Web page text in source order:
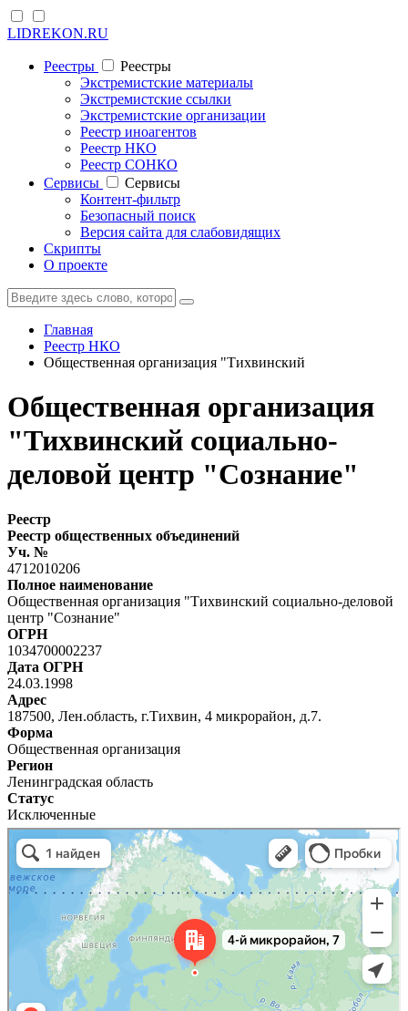
LIDREKON.RU
Реестры
Реестры
Экстремистские материалы
Экстремистские ссылки
Экстремистские организации
Реестр иноагентов
Реестр НКО
Реестр СОНКО
Cервисы
Cервисы
Контент-фильтр
Безопасный поиск
Версия сайта для слабовидящих
Скрипты
О проекте
Главная
Реестр НКО
Общественная организация "Тихвинский
Общественная организация
"Тихвинский социально-
деловой центр "Сознание"
Реестр
Реестр общественных объединений
Уч. №
4712010206
Полное наименование
Общественная организация "Тихвинский социально-деловой
центр "Сознание"
ОГРН
1034700002237
Дата ОГРН
24.03.1998
Адрес
187500, Лен.область, г.Тихвин, 4 микрорайон, д.7.
Форма
Общественная организация
Регион
Ленинградская область
Статус
Исключенные